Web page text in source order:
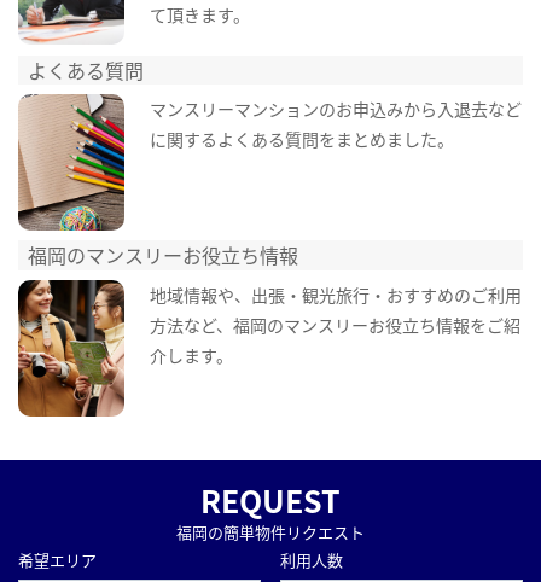
て頂きます。
よくある質問
マンスリーマンションのお申込みから入退去など
に関するよくある質問をまとめました。
福岡のマンスリーお役立ち情報
地域情報や、出張・観光旅行・おすすめのご利用
方法など、福岡のマンスリーお役立ち情報をご紹
介します。
REQUEST
福岡の簡単物件リクエスト
希望エリア
利用人数